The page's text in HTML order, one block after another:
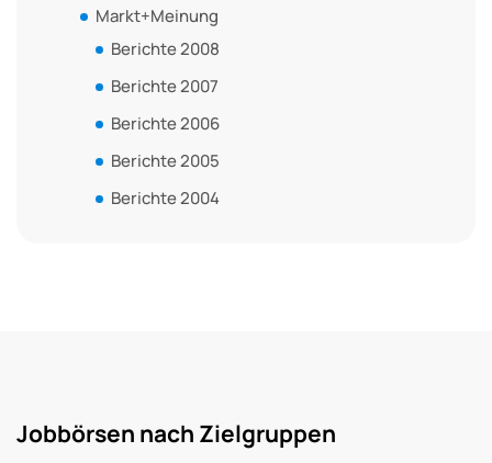
Markt+Meinung
Berichte 2008
Berichte 2007
Berichte 2006
Berichte 2005
Berichte 2004
Jobbörsen nach Zielgruppen